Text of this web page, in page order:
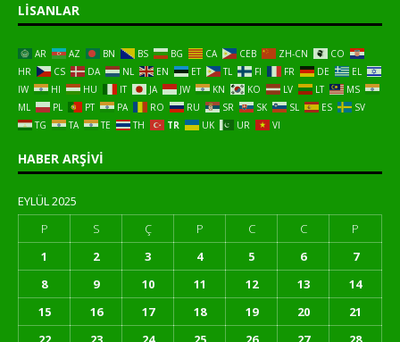
LISANLAR
AR AZ BN BS BG CA CEB ZH-CN
CO
HR
CS DA NL EN ET TL FI FR DE
EL
IW
HI HU IT JA JW KN KO LV LT
MS
ML
PL PT PA RO RU SR SK SL ES
SV
TG
TA TE TH TR UK UR VI
HABER ARŞIVI
EYLÜL 2025
P
S Ç P C C
P
1
2 3 4 5 6
7
8
9 10 11 12 13
14
15
16 17 18 19 20
21